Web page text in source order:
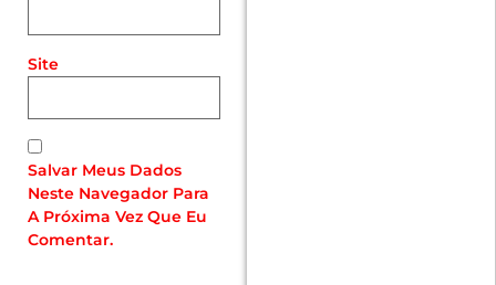
Site
Salvar Meus Dados
Neste Navegador Para
A Próxima Vez Que Eu
Comentar.